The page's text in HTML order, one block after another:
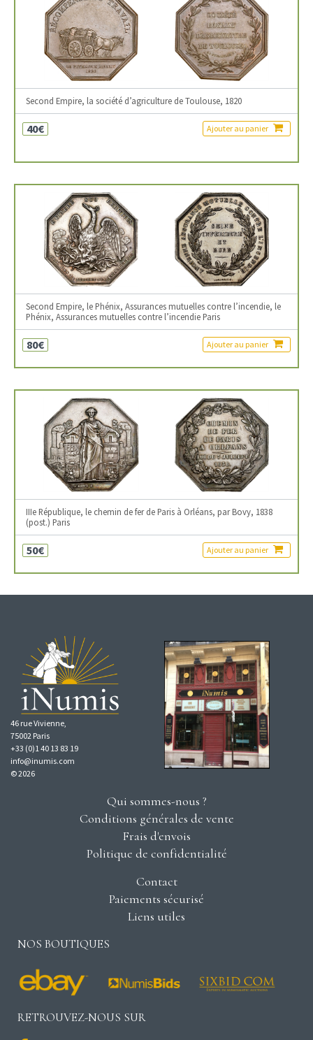
Second Empire, la société d’agriculture de Toulouse, 1820
40€ Ajouter au panier
Second Empire, le Phénix, Assurances mutuelles contre l’incendie, le
Phénix, Assurances mutuelles contre l’incendie Paris
80€ Ajouter au panier
IIIe République, le chemin de fer de Paris à Orléans, par Bovy, 1838
(post.) Paris
50€ Ajouter au panier
46 rue Vivienne,
75002 Paris
+33 (0)1 40 13 83 19
info@inumis.com
© 2026
Qui sommes-nous ?
Conditions générales de vente
Frais d'envois
Politique de confidentialité
Contact
Paiements sécurisé
Liens utiles
NOS BOUTIQUES
RETROUVEZ-NOUS SUR